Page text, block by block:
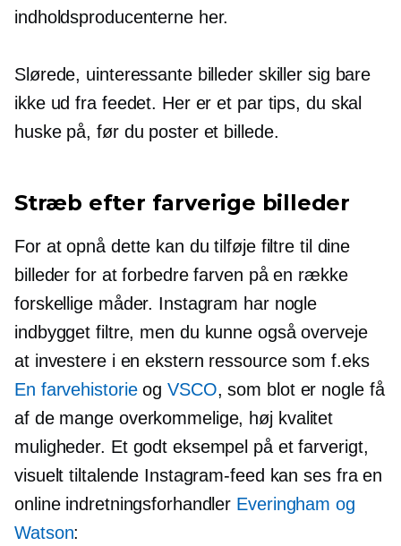
indholdsproducenterne her.
Slørede, uinteressante billeder skiller sig bare
ikke ud fra feedet. Her er et par tips, du skal
huske på, før du poster et billede.
Stræb efter farverige billeder
For at opnå dette kan du tilføje filtre til dine
billeder for at forbedre farven på en række
forskellige måder. Instagram har nogle
indbygget filtre, men du kunne også overveje
at investere i en ekstern ressource som f.eks
En farvehistorieogVSCO, som blot er nogle få
af de mange overkommelige, høj kvalitet
muligheder. Et godt eksempel på et farverigt,
visuelt tiltalende Instagram-feed kan ses fra en
online indretningsforhandler Everingham og
Watson: